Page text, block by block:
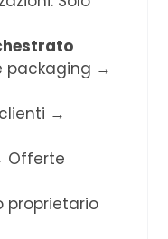
packaging →
→
Offerte
proprietario